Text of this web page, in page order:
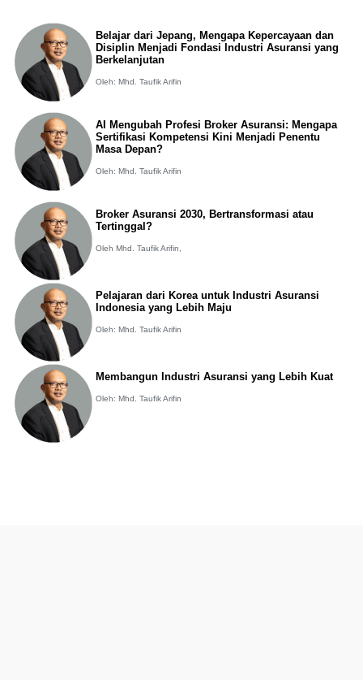
Belajar dari Jepang, Mengapa Kepercayaan dan
Disiplin Menjadi Fondasi Industri Asuransi yang
Berkelanjutan
Oleh: Mhd. Taufik Arifin
AI Mengubah Profesi Broker Asuransi: Mengapa
Sertifikasi Kompetensi Kini Menjadi Penentu
Masa Depan?
Oleh: Mhd. Taufik Arifin
Broker Asuransi 2030, Bertransformasi atau
Tertinggal?
Oleh Mhd. Taufik Arifin,
Pelajaran dari Korea untuk Industri Asuransi
Indonesia yang Lebih Maju
Oleh: Mhd. Taufik Arifin
Membangun Industri Asuransi yang Lebih Kuat
Oleh: Mhd. Taufik Arifin